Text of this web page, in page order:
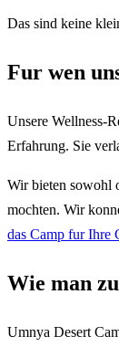
Das sind keine
Fur wen
Unsere Wellness-
Erfahrung. Sie
Wir bieten sowohl
mochten. Wir
das Camp fur Ihre
Wie man
Umnya Desert